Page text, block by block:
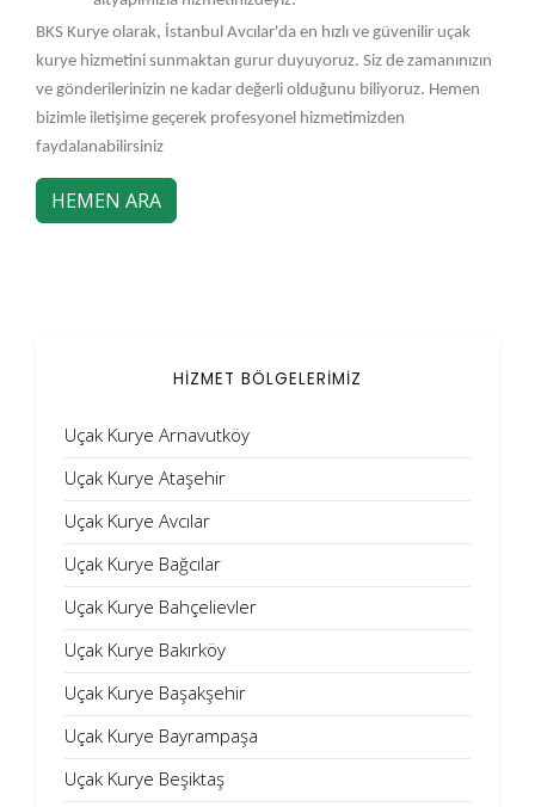
BKS Kurye olarak, İstanbul Avcılar'da en hızlı ve güvenilir uçak
kurye hizmetini sunmaktan gurur duyuyoruz. Siz de zamanınızın
ve gönderilerinizin ne kadar değerli olduğunu biliyoruz. Hemen
bizimle iletişime geçerek profesyonel hizmetimizden
faydalanabilirsiniz
HEMEN ARA
HİZMET BÖLGELERİMİZ
Uçak Kurye Arnavutköy
Uçak Kurye Ataşehir
Uçak Kurye Avcılar
Uçak Kurye Bağcılar
Uçak Kurye Bahçelievler
Uçak Kurye Bakırköy
Uçak Kurye Başakşehir
Uçak Kurye Bayrampaşa
Uçak Kurye Beşiktaş